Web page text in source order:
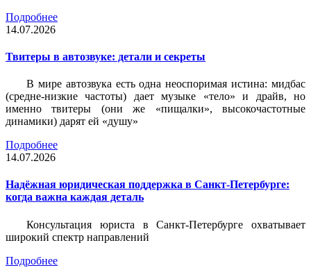
Подробнее
14.07.2026
Твитеры в автозвуке: детали и секреты
В мире автозвука есть одна неоспоримая истина: мидбас
(средне-низкие частоты) дает музыке «тело» и драйв, но
именно твитеры (они же «пищалки», высокочастотные
динамики) дарят ей «душу»
Подробнее
14.07.2026
Надёжная юридическая поддержка в Санкт-Петербурге:
когда важна каждая деталь
Консультация юриста в Санкт-Петербурге охватывает
широкий спектр направлений
Подробнее